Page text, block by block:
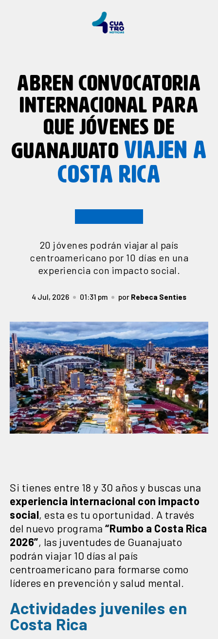
ABREN CONVOCATORIA
INTERNACIONAL PARA
QUE JÓVENES DE
GUANAJUATO VIAJEN A
COSTA RICA
20 jóvenes podrán viajar al país
centroamericano por 10 días en una
experiencia con impacto social.
4 Jul, 2026 01:31 pm por Rebeca Senties
Si tienes entre 18 y 30 años y buscas una
experiencia internacional con impacto
social, esta es tu oportunidad. A través
del nuevo programa“Rumbo a Costa Rica
2026”, las juventudes de Guanajuato
podrán viajar 10 días al país
centroamericano para formarse como
líderes en prevención y salud mental.
Actividades juveniles en
Costa Rica